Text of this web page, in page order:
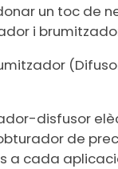
un toc de
i
disfusor
de
a cada